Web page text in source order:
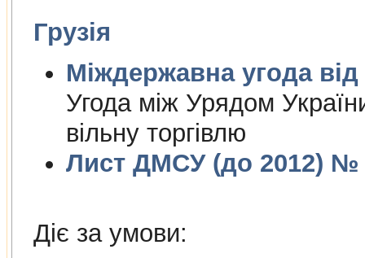
Грузія
Угода між Урядом
вільну торгівлю
Лист ДМСУ (до 2012) №
Діє за умови: